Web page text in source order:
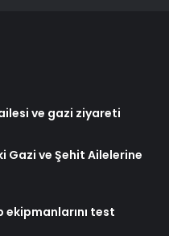
ve gazi ziyareti
Gazi ve Şehit Ailelerine
ekipmanlarını test